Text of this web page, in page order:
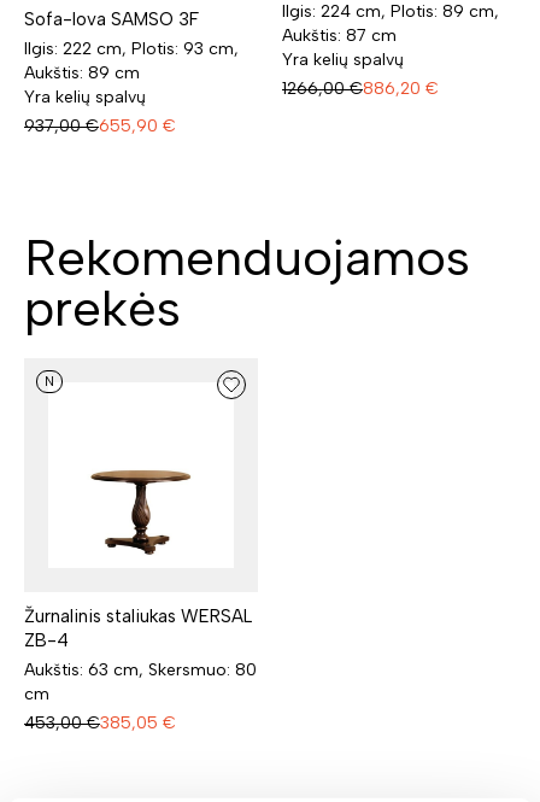
Sofa-lova SAMSO 3F
Ilgis: 222 cm, Plotis: 93 cm,
Aukštis: 89 cm
Yra kelių spalvų
937,00 €655,90 €
Ilgis: 224 cm, Plotis: 89 cm,
Aukštis: 87 cm
Yra kelių spalvų
1266,00 €886,20 €
Rekomenduojamos
prekės
N
Žurnalinis staliukas WERSAL
ZB-4
Aukštis: 63 cm, Skersmuo: 80
cm
453,00 €385,05 €